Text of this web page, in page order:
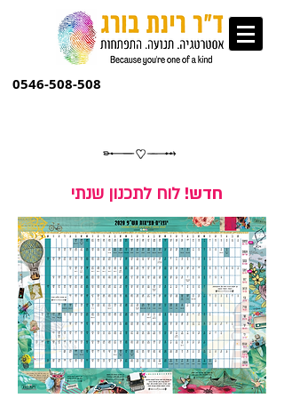
0546-508-508
חדש!